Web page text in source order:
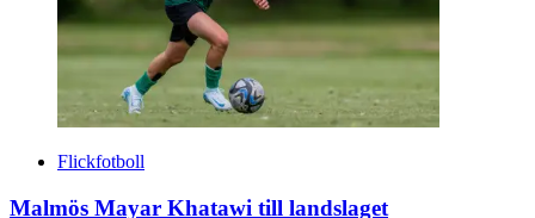
Flickfotboll
Malmös Mayar Khatawi till landslaget